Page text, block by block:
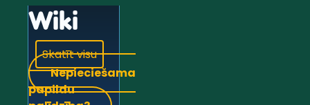
Wiki
Skatīt visu
Nepieciešama
papildu